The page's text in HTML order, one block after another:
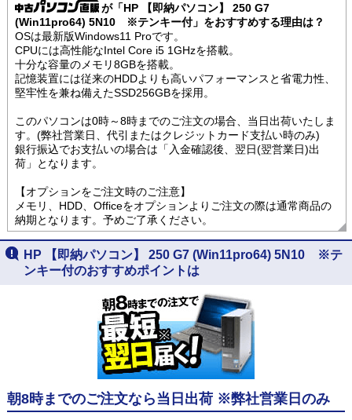
が「HP 【即納パソコン】 250 G7
(Win11pro64) 5N10 ※テンキー付」をおすすめする理由は？
OSは最新版Windows11 Proです。
CPUには高性能なIntel Core i5 1GHzを搭載。
十分な容量のメモリ8GBを搭載。
記憶装置には従来のHDDよりも高いパフォーマンスと省電力性、
堅牢性を兼ね備えたSSD256GBを採用。
このパソコンは0時～8時までのご注文の場合、当日出荷いたしま
す。(弊社営業日、代引またはクレジットカード支払い時のみ)
銀行振込でお支払いの場合は「入金確認後、翌日(翌営業日)出
荷」となります。
【オプションをご注文時のご注意】
メモリ、HDD、Officeをオプションよりご注文の際は通常商品の
納期となります。予めご了承ください。
HP 【即納パソコン】 250 G7 (Win11pro64) 5N10 ※テ
ンキー付のおすすめポイントは
朝8時までのご注文なら当日出荷 ※弊社営業日のみ